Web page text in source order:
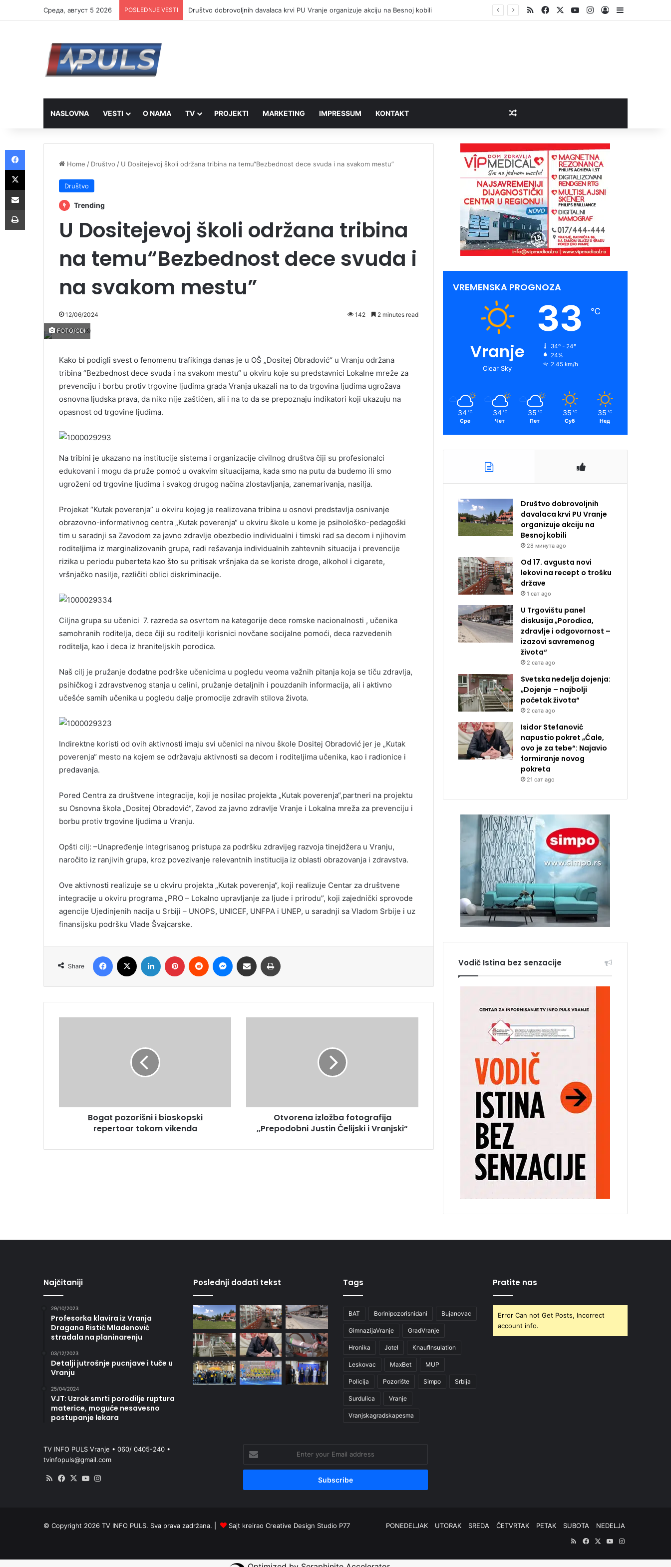
Cреда, август 5 2026 POSLEDNJE VESTI Društvo dobrovoljnih davalaca krvi PU Vranje organizuje akciju na Besnoj kobili RSSFacebookYouTubeInstagram
Log InSidebar
NASLOVNA VESTI O NAMA TV PROJEKTI MARKETING IMPRESSUM KONTAKT Random Article
Home / Društvo / U Dositejevoj školi održana tribina na temu“Bezbednost dece svuda i na svakom mestu”
Društvo
Trending
U Dositejevoj školi održana tribina
na temu“Bezbednost dece svuda i
na svakom mestu”
12/06/2024 142 2 minutes read
FOTO/CDI
Kako bi podigli svest o fenomenu trafikinga danas je u OŠ „Dositej Obradović“ u Vranju održana
tribina “Bezbednost dece svuda i na svakom mestu“ u okviru koje su predstavnici Lokalne mreže za
prevenciju i borbu protiv trgovine ljudima grada Vranja ukazali na to da trgovina ljudima ugrožava
osnovna ljudska prava, da niko nije zaštićen, ali i na to da se prepoznaju indikatori koji ukazuju na
opasnost od trgovine ljudima.
Na tribini je ukazano na institucije sistema i organizacije civilnog društva čiji su profesionalci
edukovani i mogu da pruže pomoć u ovakvim situacijama, kada smo na putu da budemo ili smo
ugroženi od trgovine ljudima i svakog drugog načina zlostavljanja, zanemarivanja, nasilja.
Projekat “Kutak poverenja” u okviru kojeg je realizovana tribina u osnovi predstavlja osnivanje
obrazovno-informativnog centra „Kutak poverenja“ u okviru škole u kome je psihološko-pedagoški
tim u saradnji sa Zavodom za javno zdravlje obezbedio individualni i timski rad sa decom i njihovim
roditeljima iz marginalizovanih grupa, radi rešavanja individualnih zahtevnih situacija i prevencije
rizika u periodu puberteta kao što su pritisak vršnjaka da se koriste droge, alkohol i cigarete,
vršnjačko nasilje, različiti oblici diskriminacije.
Ciljna grupa su učenici 7. razreda sa osvrtom na kategorije dece romske nacionalnosti , učenika
samohranih roditelja, dece čiji su roditelji korisnici novčane socijalne pomoći, deca razvedenih
roditelja, kao i deca iz hraniteljskih porodica.
Naš cilj je pružanje dodatne podrške učenicima u pogledu veoma važnih pitanja koja se tiču zdravlja,
psihičkog i zdravstvenog stanja u celini, pružanje detaljnih i pouzdanih informacija, ali i aktivno
učešće samih učenika u pogledu dalje promocije zdravih stilova života.
Indirektne koristi od ovih aktivnosti imaju svi učenici na nivou škole Dositej Obradović jer je „Kutak
poverenja“ mesto na kojem se održavaju aktivnosti sa decom i roditeljima učenika, kao i radionice i
predavanja.
Pored Centra za društvene integracije, koji je nosilac projekta „Kutak poverenja“,partneri na projektu
su Osnovna škola „Dositej Obradović“, Zavod za javno zdravlje Vranje i Lokalna mreža za prevenciju i
borbu protiv trgovine ljudima u Vranju.
Opšti cilj: –Unapređenje integrisanog pristupa za podršku zdravijeg razvoja tinejdžera u Vranju,
naročito iz ranjivih grupa, kroz povezivanje relevantnih institucija iz oblasti obrazovanja i zdravstva.
Ove aktivnosti realizuje se u okviru projekta „Kutak poverenja“, koji realizuje Centar za društvene
integracije u okviru programa „PRO – Lokalno upravljanje za ljude i prirodu”, koji zajednički sprovode
agencije Ujedinjenih nacija u Srbiji – UNOPS, UNICEF, UNFPA i UNEP, u saradnji sa Vladom Srbije i uz
finansijsku podršku Vlade Švajcarske.
Share
Facebook LinkedIn Pinterest Reddit Messenger
Share via Email
Bogat pozorišni i bioskopski
repertoar tokom vikenda
Otvorena izložba fotografija
,,Prepodobni Justin Ćelijski i Vranjski“
VREMENSKA PROGNOZA
Vranje
Clear Sky
33 ℃
34º - 24º
24%
2.45 km/h
34 ℃
Сре
34 ℃
Чет
35 ℃
Пет
35 ℃
Суб
35 ℃
Нед
Društvo dobrovoljnih
davalaca krvi PU Vranje
organizuje akciju na
Besnoj kobili
28 минута ago
Od 17. avgusta novi
lekovi na recept o trošku
države
1 сат ago
U Trgovištu panel
diskusija „Porodica,
zdravlje i odgovornost –
izazovi savremenog
života“
2 сата ago
Svetska nedelja dojenja:
„Dojenje – najbolji
početak života“
2 сата ago
Isidor Stefanović
napustio pokret „Ćale,
ovo je za tebe“: Najavio
formiranje novog
pokreta
21 сат ago
Vodič Istina bez senzacije
Najčitaniji
29/10/2023
Profesorka klavira iz Vranja
Dragana Ristić Mladenović
stradala na planinarenju
03/12/2023
Detalji jutrošnje pucnjave i tuče u
Vranju
25/04/2024
VJT: Uzrok smrti porodilje ruptura
materice, moguće nesavesno
postupanje lekara
Poslednji dodati tekst Tags
BAT Borinipozorisnidani Bujanovac
GimnazijaVranje GradVranje
Hronika Jotel KnaufInsulation
Leskovac MaxBet MUP
Policija Pozorište Simpo Srbija
Surdulica Vranje
Vranjskagradskapesma
Pratite nas
Error Can not Get Posts, Incorrect
account info.
TV INFO PULS Vranje • 060/ 0405-240 •
tvinfopuls@gmail.com
RSS Facebook
X YouTube
your
Email
© Copyright 2026 TV INFO PULS. Sva prava zadržana. | Sajt kreirao Creative Design Studio P77 PONEDELJAK UTORAK SREDA ČETVRTAK PETAK SUBOTA
NEDELJA
RSSFacebook
X YouTubeInstagram
Facebook
X
Share via Email